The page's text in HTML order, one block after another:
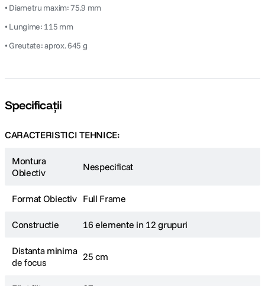
• Diametru maxim: 75.9 mm
• Lungime: 115 mm
• Greutate: aprox. 645 g
Specificații
CARACTERISTICI TEHNICE:
Montura
Obiectiv
Nespecificat
Format Obiectiv Full Frame
Constructie 16 elemente in 12 grupuri
Distanta minima
de focus
25 cm